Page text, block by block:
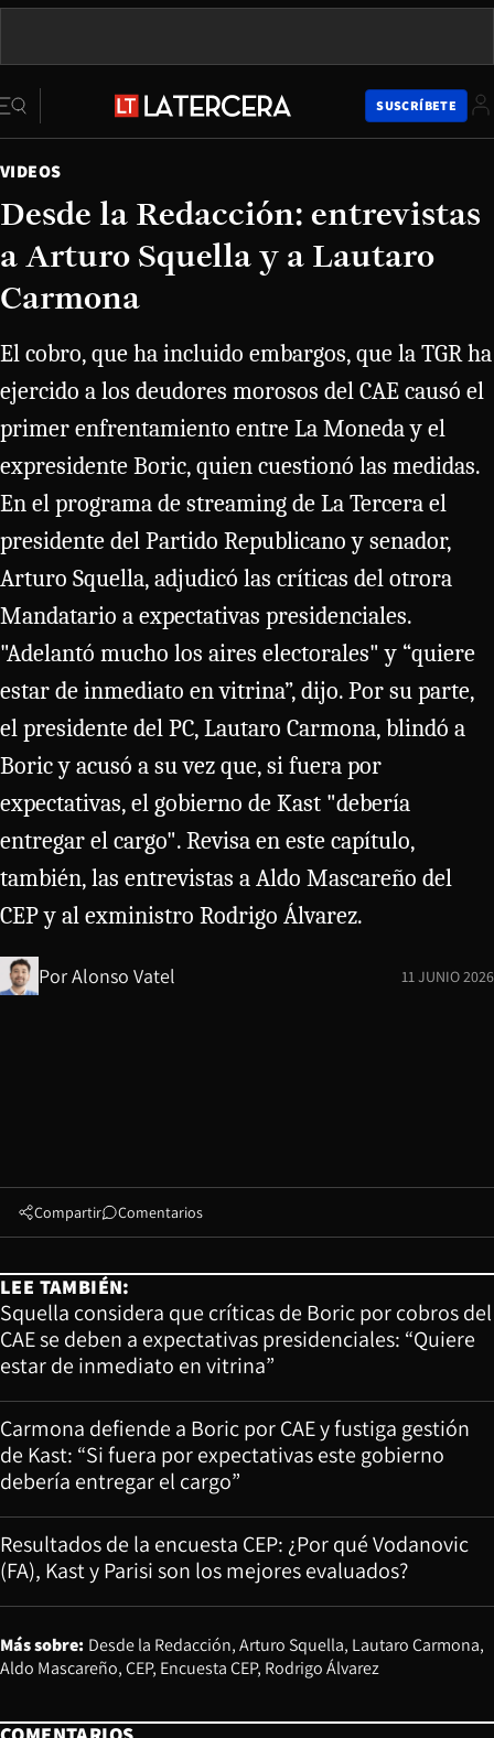
SUSCRÍBETE
VIDEOS
Desde la Redacción: entrevistas
a Arturo Squella y a Lautaro
Carmona
El cobro, que ha incluido embargos, que la TGR ha
ejercido a los deudores morosos del CAE causó el
primer enfrentamiento entre La Moneda y el
expresidente Boric, quien cuestionó las medidas.
En el programa de streaming de La Tercera el
presidente del Partido Republicano y senador,
Arturo Squella, adjudicó las críticas del otrora
Mandatario a expectativas presidenciales.
"Adelantó mucho los aires electorales" y “quiere
estar de inmediato en vitrina”, dijo. Por su parte,
el presidente del PC, Lautaro Carmona, blindó a
Boric y acusó a su vez que, si fuera por
expectativas, el gobierno de Kast "debería
entregar el cargo". Revisa en este capítulo,
también, las entrevistas a Aldo Mascareño del
CEP y al exministro Rodrigo Álvarez.
PorAlonso Vatel 11 JUNIO 2026
Compartir Comentarios
LEE TAMBIÉN:
Squella considera que críticas de Boric por cobros del
CAE se deben a expectativas presidenciales: “Quiere
estar de inmediato en vitrina”
Carmona defiende a Boric por CAE y fustiga gestión
de Kast: “Si fuera por expectativas este gobierno
debería entregar el cargo”
Resultados de la encuesta CEP: ¿Por qué Vodanovic
(FA), Kast y Parisi son los mejores evaluados?
Más sobre: Desde la Redacción Arturo Squella Lautaro Carmona
Aldo Mascareño CEP Encuesta CEP Rodrigo Álvarez